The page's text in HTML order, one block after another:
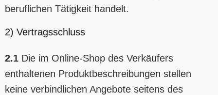
beruflichen Tätigkeit handelt.
2) Vertragsschluss
2.1 Die im Online-Shop des Verkäufers
enthaltenen Produktbeschreibungen stellen
keine verbindlichen Angebote seitens des